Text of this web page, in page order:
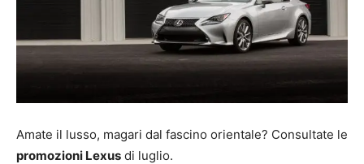
Amate il lusso, magari dal fascino orientale? Consultate le
promozioni Lexus di luglio.